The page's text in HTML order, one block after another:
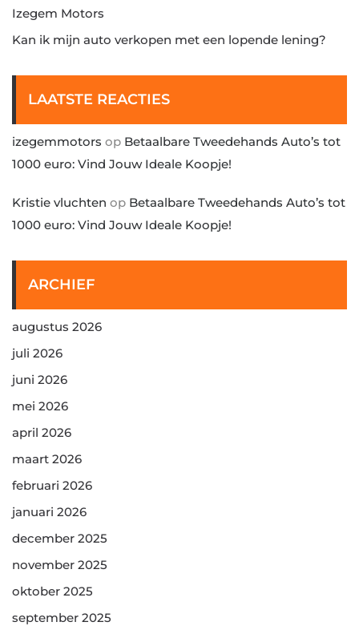
Izegem Motors
Kan ik mijn auto verkopen met een lopende lening?
LAATSTE REACTIES
izegemmotors op Betaalbare Tweedehands Auto’s tot
1000 euro: Vind Jouw Ideale Koopje!
Kristie vluchten op Betaalbare Tweedehands Auto’s tot
1000 euro: Vind Jouw Ideale Koopje!
ARCHIEF
augustus 2026
juli 2026
juni 2026
mei 2026
april 2026
maart 2026
februari 2026
januari 2026
december 2025
november 2025
oktober 2025
september 2025